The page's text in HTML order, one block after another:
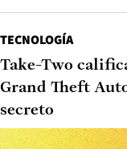
TECNOLOGÍA
Take-Two
Grand Theft
secreto